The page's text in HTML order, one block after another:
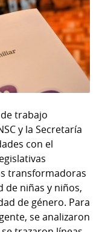
trabajo
y la Secretaría
con el
transformadoras
de niñas y niños,
de género. Para
se analizaron